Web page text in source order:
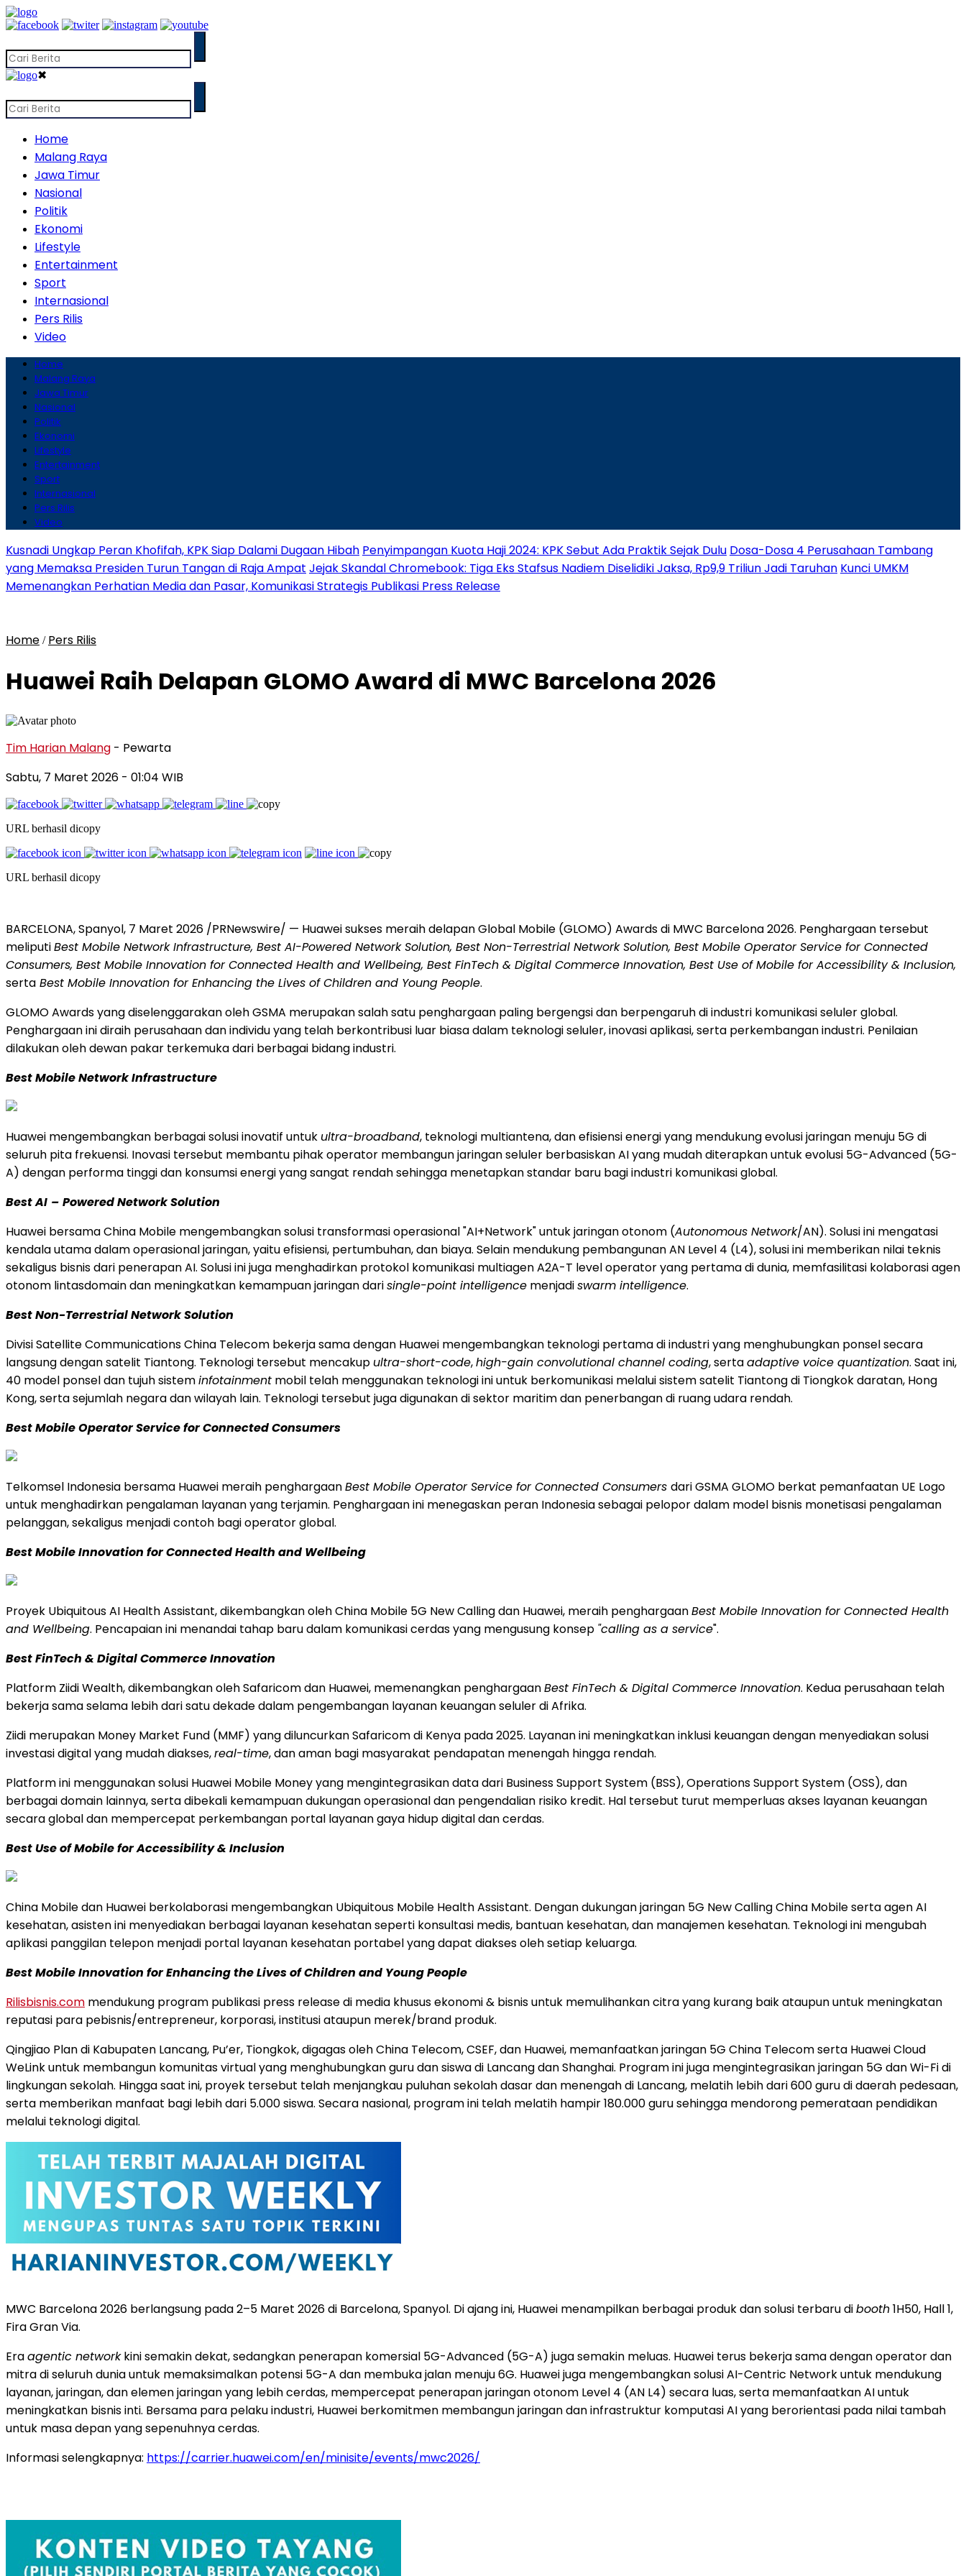
✖
Home
Malang Raya
Jawa Timur
Nasional
Politik
Ekonomi
Lifestyle
Entertainment
Sport
Internasional
Pers Rilis
Video
Home
Malang Raya
Jawa Timur
Nasional
Politik
Ekonomi
Lifestyle
Entertainment
Sport
Internasional
Pers Rilis
Video
Kusnadi Ungkap Peran Khofifah, KPK Siap Dalami Dugaan Hibah Penyimpangan Kuota Haji 2024: KPK Sebut Ada Praktik Sejak Dulu Dosa-Dosa 4 Perusahaan Tambang
yang Memaksa Presiden Turun Tangan di Raja Ampat Jejak Skandal Chromebook: Tiga Eks Stafsus Nadiem Diselidiki Jaksa, Rp9,9 Triliun Jadi Taruhan Kunci UMKM
Memenangkan Perhatian Media dan Pasar, Komunikasi Strategis Publikasi Press Release
Home / Pers Rilis
Huawei Raih Delapan GLOMO Award di MWC Barcelona 2026
Tim Harian Malang - Pewarta
Sabtu, 7 Maret 2026 - 01:04 WIB
URL berhasil dicopy
URL berhasil dicopy
BARCELONA, Spanyol, 7 Maret 2026 /PRNewswire/ — Huawei sukses meraih delapan Global Mobile (GLOMO) Awards di MWC Barcelona 2026. Penghargaan tersebut
meliputiBest Mobile Network Infrastructure, Best AI-Powered Network Solution, Best Non-Terrestrial Network Solution, Best Mobile Operator Service for Connected
Consumers, Best Mobile Innovation for Connected Health and Wellbeing, Best FinTech & Digital Commerce Innovation, Best Use of Mobile for Accessibility & Inclusion,
serta Best Mobile Innovation for Enhancing the Lives of Children and Young People.
GLOMO Awards yang diselenggarakan oleh GSMA merupakan salah satu penghargaan paling bergengsi dan berpengaruh di industri komunikasi seluler global.
Penghargaan ini diraih perusahaan dan individu yang telah berkontribusi luar biasa dalam teknologi seluler, inovasi aplikasi, serta perkembangan industri. Penilaian
dilakukan oleh dewan pakar terkemuka dari berbagai bidang industri.
Best Mobile Network Infrastructure
Huawei mengembangkan berbagai solusi inovatif untuk ultra-broadband, teknologi multiantena, dan efisiensi energi yang mendukung evolusi jaringan menuju 5G di
seluruh pita frekuensi. Inovasi tersebut membantu pihak operator membangun jaringan seluler berbasiskan AI yang mudah diterapkan untuk evolusi 5G-Advanced (5G-
A) dengan performa tinggi dan konsumsi energi yang sangat rendah sehingga menetapkan standar baru bagi industri komunikasi global.
Best AI – Powered Network Solution
Huawei bersama China Mobile mengembangkan solusi transformasi operasional "AI+Network" untuk jaringan otonom (Autonomous Network/AN). Solusi ini mengatasi
kendala utama dalam operasional jaringan, yaitu efisiensi, pertumbuhan, dan biaya. Selain mendukung pembangunan AN Level 4 (L4), solusi ini memberikan nilai teknis
sekaligus bisnis dari penerapan AI. Solusi ini juga menghadirkan protokol komunikasi multiagen A2A-T level operator yang pertama di dunia, memfasilitasi kolaborasi agen
otonom lintasdomain dan meningkatkan kemampuan jaringan darisingle-point intelligence menjadiswarm intelligence.
Best Non-Terrestrial Network Solution
Divisi Satellite Communications China Telecom bekerja sama dengan Huawei mengembangkan teknologi pertama di industri yang menghubungkan ponsel secara
langsung dengan satelit Tiantong. Teknologi tersebut mencakup ultra-short-code,high-gain convolutional channel coding, sertaadaptive voice quantization. Saat ini,
40 model ponsel dan tujuh sisteminfotainment mobil telah menggunakan teknologi ini untuk berkomunikasi melalui sistem satelit Tiantong di Tiongkok daratan, Hong
Kong, serta sejumlah negara dan wilayah lain. Teknologi tersebut juga digunakan di sektor maritim dan penerbangan di ruang udara rendah.
Best Mobile Operator Service for Connected Consumers
Telkomsel Indonesia bersama Huawei meraih penghargaanBest Mobile Operator Service for Connected Consumers dari GSMA GLOMO berkat pemanfaatan UE Logo
untuk menghadirkan pengalaman layanan yang terjamin. Penghargaan ini menegaskan peran Indonesia sebagai pelopor dalam model bisnis monetisasi pengalaman
pelanggan, sekaligus menjadi contoh bagi operator global.
Best Mobile Innovation for Connected Health and Wellbeing
Proyek Ubiquitous AI Health Assistant, dikembangkan oleh China Mobile 5G New Calling dan Huawei, meraih penghargaanBest Mobile Innovation for Connected Health
and Wellbeing. Pencapaian ini menandai tahap baru dalam komunikasi cerdas yang mengusung konsep "calling as a service".
Best FinTech & Digital Commerce Innovation
Platform Ziidi Wealth, dikembangkan oleh Safaricom dan Huawei, memenangkan penghargaanBest FinTech & Digital Commerce Innovation. Kedua perusahaan telah
bekerja sama selama lebih dari satu dekade dalam pengembangan layanan keuangan seluler di Afrika.
Ziidi merupakan Money Market Fund (MMF) yang diluncurkan Safaricom di Kenya pada 2025. Layanan ini meningkatkan inklusi keuangan dengan menyediakan solusi
investasi digital yang mudah diakses,real-time, dan aman bagi masyarakat pendapatan menengah hingga rendah.
Platform ini menggunakan solusi Huawei Mobile Money yang mengintegrasikan data dari Business Support System (BSS), Operations Support System (OSS), dan
berbagai domain lainnya, serta dibekali kemampuan dukungan operasional dan pengendalian risiko kredit. Hal tersebut turut memperluas akses layanan keuangan
secara global dan mempercepat perkembangan portal layanan gaya hidup digital dan cerdas.
Best Use of Mobile for Accessibility & Inclusion
China Mobile dan Huawei berkolaborasi mengembangkan Ubiquitous Mobile Health Assistant. Dengan dukungan jaringan 5G New Calling China Mobile serta agen AI
kesehatan, asisten ini menyediakan berbagai layanan kesehatan seperti konsultasi medis, bantuan kesehatan, dan manajemen kesehatan. Teknologi ini mengubah
aplikasi panggilan telepon menjadi portal layanan kesehatan portabel yang dapat diakses oleh setiap keluarga.
Best Mobile Innovation for Enhancing the Lives of Children and Young People
Rilisbisnis.com mendukung program publikasi press release di media khusus ekonomi & bisnis untuk memulihankan citra yang kurang baik ataupun untuk meningkatan
reputasi para pebisnis/entrepreneur, korporasi, institusi ataupun merek/brand produk.
Qingjiao Plan di Kabupaten Lancang, Pu’er, Tiongkok, digagas oleh China Telecom, CSEF, dan Huawei, memanfaatkan jaringan 5G China Telecom serta Huawei Cloud
WeLink untuk membangun komunitas virtual yang menghubungkan guru dan siswa di Lancang dan Shanghai. Program ini juga mengintegrasikan jaringan 5G dan Wi-Fi di
lingkungan sekolah. Hingga saat ini, proyek tersebut telah menjangkau puluhan sekolah dasar dan menengah di Lancang, melatih lebih dari 600 guru di daerah pedesaan,
serta memberikan manfaat bagi lebih dari 5.000 siswa. Secara nasional, program ini telah melatih hampir 180.000 guru sehingga mendorong pemerataan pendidikan
melalui teknologi digital.
MWC Barcelona 2026 berlangsung pada 2–5 Maret 2026 di Barcelona, Spanyol. Di ajang ini, Huawei menampilkan berbagai produk dan solusi terbaru dibooth1H50, Hall 1,
Fira Gran Via.
Eraagentic networkkini semakin dekat, sedangkan penerapan komersial 5G-Advanced (5G-A) juga semakin meluas. Huawei terus bekerja sama dengan operator dan
mitra di seluruh dunia untuk memaksimalkan potensi 5G-A dan membuka jalan menuju 6G. Huawei juga mengembangkan solusi AI-Centric Network untuk mendukung
layanan, jaringan, dan elemen jaringan yang lebih cerdas, mempercepat penerapan jaringan otonom Level 4 (AN L4) secara luas, serta memanfaatkan AI untuk
meningkatkan bisnis inti. Bersama para pelaku industri, Huawei berkomitmen membangun jaringan dan infrastruktur komputasi AI yang berorientasi pada nilai tambah
untuk masa depan yang sepenuhnya cerdas.
Informasi selengkapnya: https://carrier.huawei.com/en/minisite/events/mwc2026/